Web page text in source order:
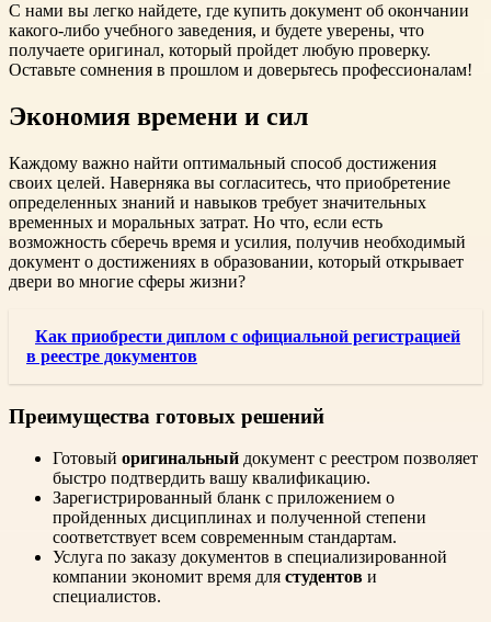
С нами вы легко найдете, где купить документ об окончании
какого-либо учебного заведения, и будете уверены, что
получаете оригинал, который пройдет любую проверку.
Оставьте сомнения в прошлом и доверьтесь профессионалам!
Экономия времени и сил
Каждому важно найти оптимальный способ достижения
своих целей. Наверняка вы согласитесь, что приобретение
определенных знаний и навыков требует значительных
временных и моральных затрат. Но что, если есть
возможность сберечь время и усилия, получив необходимый
документ о достижениях в образовании, который открывает
двери во многие сферы жизни?
Как приобрести диплом с официальной регистрацией
в реестре документов
Преимущества готовых решений
Готовый оригинальный документ с реестром позволяет
быстро подтвердить вашу квалификацию.
Зарегистрированный бланк с приложением о
пройденных дисциплинах и полученной степени
соответствует всем современным стандартам.
Услуга по заказу документов в специализированной
компании экономит время для студентов и
специалистов.